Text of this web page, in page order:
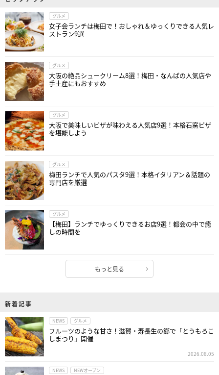
グルメ
女子会ランチは梅田で！おしゃれ＆ゆっくりできる人気レ
ストラン9選
グルメ
大阪の絶品シュークリーム8選！梅田・なんばの人気店や
手土産にもおすすめ
グルメ
大阪で美味しいピザが味わえる人気店9選！本格石窯ピザ
を堪能しよう
グルメ
梅田ランチで人気のパスタ9選！本格イタリアン＆話題の
専門店を厳選
グルメ
【梅田】ランチでゆっくりできるお店9選！都会の中で癒
しの時間を
もっと見る
新着記事
NEWS グルメ
フルーツのような甘さ！滋賀・寿長生の郷で「とうもろこ
しまつり」開催
2026.08.05
NEWS NEWオープン